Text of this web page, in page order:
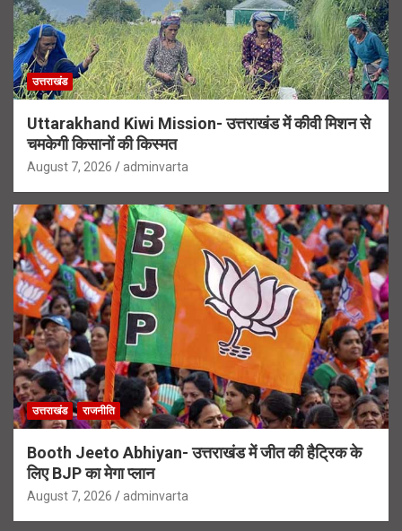
उत्तराखंड
Uttarakhand Kiwi Mission- उत्तराखंड में कीवी मिशन से
चमकेगी किसानों की किस्मत
August 7, 2026 adminvarta
उत्तराखंड राजनीति
Booth Jeeto Abhiyan- उत्तराखंड में जीत की हैट्रिक के
लिए BJP का मेगा प्लान
August 7, 2026 adminvarta